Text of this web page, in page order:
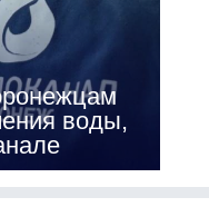
воды,